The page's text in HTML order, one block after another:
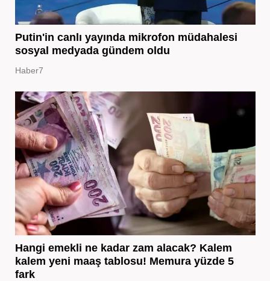
Putin'in canlı yayında mikrofon müdahalesi
sosyal medyada gündem oldu
Haber7
Hangi emekli ne kadar zam alacak? Kalem
kalem yeni maaş tablosu! Memura yüzde 5
fark